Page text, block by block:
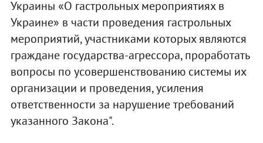
Украины «О гастрольных мероприятиях в
Украине» в части проведения гастрольных
мероприятий, участниками которых являются
граждане государства-агрессора, проработать
вопросы по усовершенствованию системы их
организации и проведения, усиления
ответственности за нарушение требований
указанного Закона".